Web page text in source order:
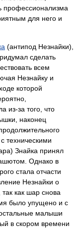
профессионализма
для него и
(антипод Незнайки),
сделать
всем
Незнайку и
которой
из-за того, что
наконец
техническими
Знайка принял
Однако в
стала отчасти
Незнайки о
как шар снова
было упущено и с
малыши
в скором времени